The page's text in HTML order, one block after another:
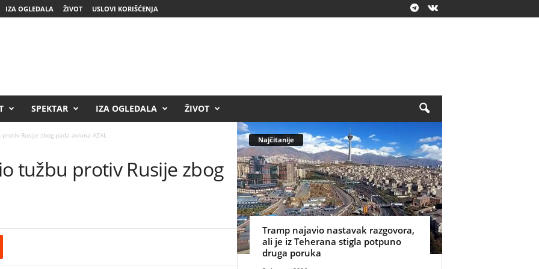
IZA OGLEDALA ŽIVOT USLOVI KORIŠĆENJA
SPEKTAR IZA OGLEDALA ŽIVOT
Rusije zbog pada aviona AZAL
tužbu protiv Rusije zbog
Najčitanije
Tramp najavio nastavak razgovora,
ali je iz Teherana stigla potpuno
druga poruka